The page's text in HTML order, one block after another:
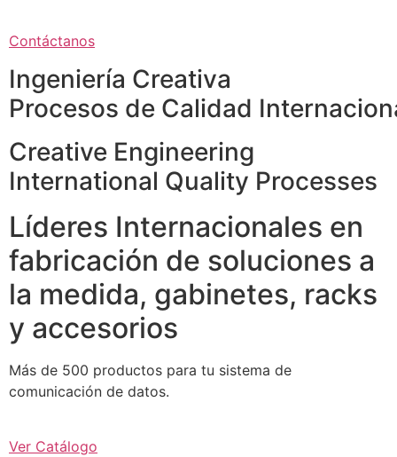
Contáctanos
Ingeniería Creativa
Procesos de Calidad
Creative Engineering
International Quality Processes
Líderes Internacionales en
fabricación de soluciones a
la medida, gabinetes, racks
y accesorios
Más de 500 productos para tu sistema de
comunicación de datos.
Ver Catálogo